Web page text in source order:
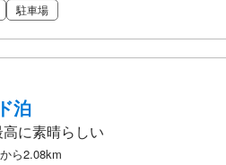
駐車場
泊
に素晴らしい
ら2.08km